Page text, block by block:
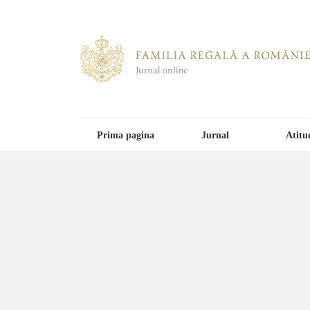
Prima pagina Jurnal